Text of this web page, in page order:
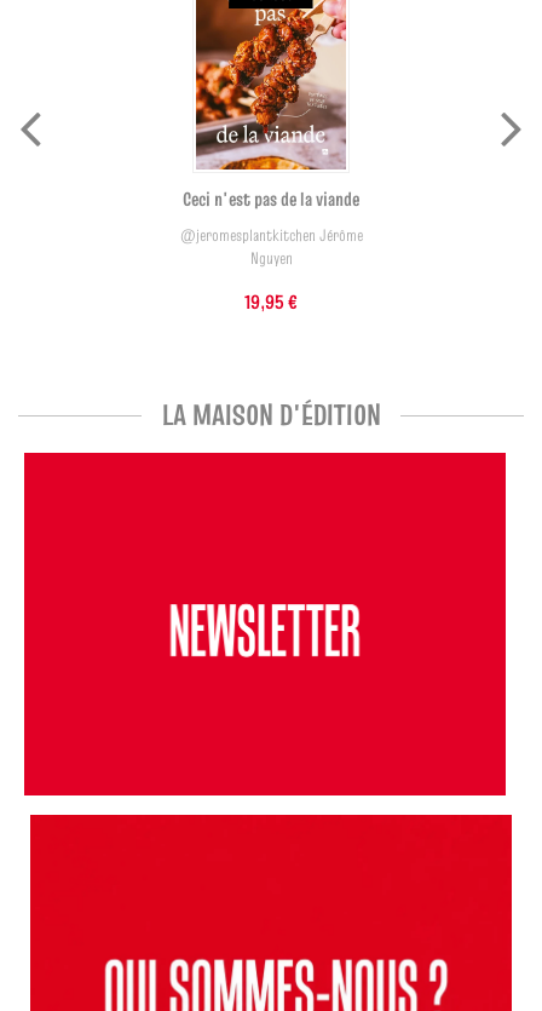
Ceci n'est pas de la viande
@jeromesplantkitchen Jérôme
Nguyen
19,95 €
LA MAISON D'ÉDITION